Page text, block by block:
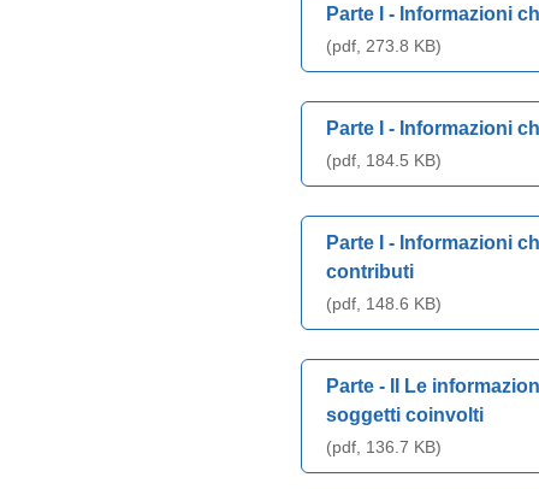
Parte I - Informazioni
(pdf, 273.8 KB)
Parte I - Informazioni
(pdf, 184.5 KB)
Parte I - Informazioni
contributi
(pdf, 148.6 KB)
Parte - II Le
soggetti coinvolti
(pdf, 136.7 KB)